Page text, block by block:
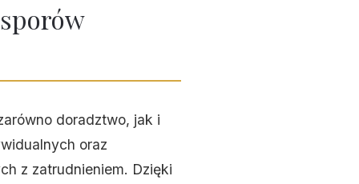
doradztwo, jak i
oraz
z zatrudnieniem. Dzięki